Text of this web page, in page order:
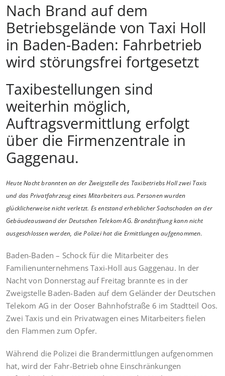
Nach Brand auf dem
Betriebsgelände von Taxi Holl
in Baden-Baden: Fahrbetrieb
wird störungsfrei fortgesetzt
Taxibestellungen sind
weiterhin möglich,
Auftragsvermittlung erfolgt
über die Firmenzentrale in
Gaggenau.
Heute Nacht brannten an der Zweigstelle des Taxibetriebs Holl zwei Taxis
und das Privatfahrzeug eines Mitarbeiters aus. Personen wurden
glücklicherweise nicht verletzt. Es entstand erheblicher Sachschaden an der
Gebäudeauswand der Deutschen Telekom AG. Brandstiftung kann nicht
ausgeschlossen werden, die Polizei hat die Ermittlungen aufgenommen.
Baden-Baden – Schock für die Mitarbeiter des
Familienunternehmens Taxi-Holl aus Gaggenau. In der
Nacht von Donnerstag auf Freitag brannte es in der
Zweigstelle Baden-Baden auf dem Geländer der Deutschen
Telekom AG in der Ooser Bahnhofstraße 6 im Stadtteil Oos.
Zwei Taxis und ein Privatwagen eines Mitarbeiters fielen
den Flammen zum Opfer.
Während die Polizei die Brandermittlungen aufgenommen
hat, wird der Fahr-Betrieb ohne Einschränkungen